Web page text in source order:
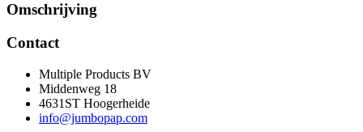
Omschrijving
Contact
Multiple Products BV
Middenweg 18
4631ST Hoogerheide
info@jumbopap.com